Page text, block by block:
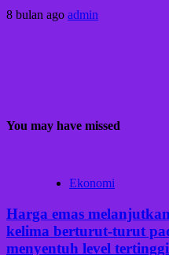
8 bulan ago admin
You may have missed
Ekonomi
Harga emas
kelima berturut-turut
menyentuh level